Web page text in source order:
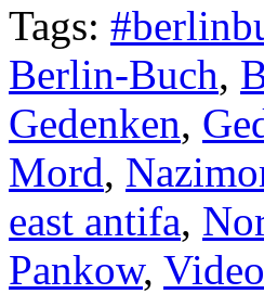
Tags:
Berlin-Buch,
Gedenken,
Mord,
east antifa,
Pankow, Video